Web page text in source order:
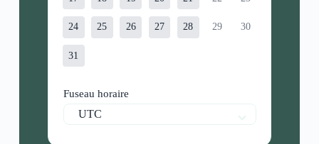
24 25 26 27 28 29 30
31
Fuseau horaire
UTC